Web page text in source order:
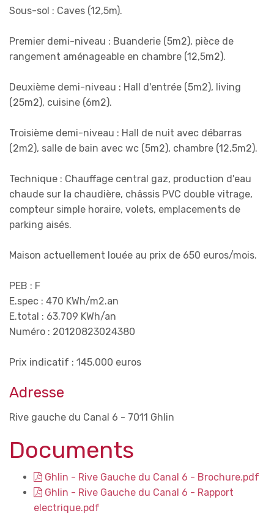
Sous-sol : Caves (12,5m).
Premier demi-niveau : Buanderie (5m2), pièce de
rangement aménageable en chambre (12,5m2).
Deuxième demi-niveau : Hall d'entrée (5m2), living
(25m2), cuisine (6m2).
Troisième demi-niveau : Hall de nuit avec débarras
(2m2), salle de bain avec wc (5m2), chambre (12,5m2).
Technique : Chauffage central gaz, production d'eau
chaude sur la chaudière, châssis PVC double vitrage,
compteur simple horaire, volets, emplacements de
parking aisés.
Maison actuellement louée au prix de 650 euros/mois.
PEB : F
E.spec : 470 KWh/m2.an
E.total : 63.709 KWh/an
Numéro : 20120823024380
Prix indicatif : 145.000 euros
Adresse
Rive gauche du Canal 6 - 7011 Ghlin
Documents
Ghlin - Rive Gauche du Canal 6 - Brochure.pdf
Ghlin - Rive Gauche du Canal 6 - Rapport
electrique.pdf